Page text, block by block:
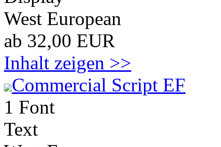
West European
ab 32,00 EUR
Inhalt zeigen >>
Commercial Script EF
1 Font
Text